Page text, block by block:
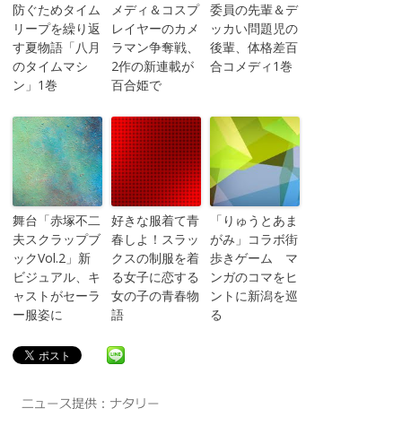
防ぐためタイム
リープを繰り返
す夏物語「八月
のタイムマシ
ン」1巻
メディ＆コスプ
レイヤーのカメ
ラマン争奪戦、
2作の新連載が
百合姫で
委員の先輩＆デ
ッカい問題児の
後輩、体格差百
合コメディ1巻
舞台「赤塚不二
夫スクラップブ
ックVol.2」新
ビジュアル、キ
ャストがセーラ
ー服姿に
好きな服着て青
春しよ！スラッ
クスの制服を着
る女子に恋する
女の子の青春物
語
「りゅうとあま
がみ」コラボ街
歩きゲーム マ
ンガのコマをヒ
ントに新潟を巡
る